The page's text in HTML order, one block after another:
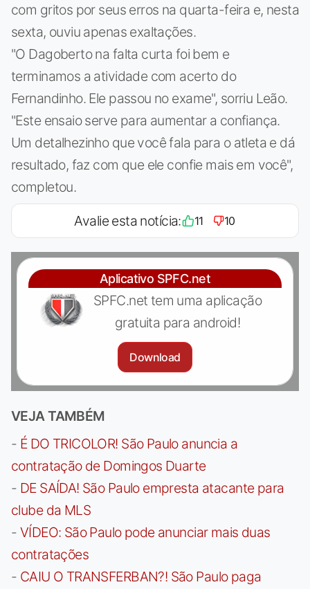
com gritos por seus erros na quarta-feira e, nesta
sexta, ouviu apenas exaltações.
"O Dagoberto na falta curta foi bem e
terminamos a atividade com acerto do
Fernandinho. Ele passou no exame", sorriu Leão.
"Este ensaio serve para aumentar a confiança.
Um detalhezinho que você fala para o atleta e dá
resultado, faz com que ele confie mais em você",
completou.
Avalie esta notícia: 11 10
Aplicativo SPFC.net
SPFC.net tem uma aplicação
gratuita para android!
Download
VEJA TAMBÉM
- É DO TRICOLOR! São Paulo anuncia a
contratação de Domingos Duarte
- DE SAÍDA! São Paulo empresta atacante para
clube da MLS
- VÍDEO: São Paulo pode anunciar mais duas
contratações
- CAIU O TRANSFERBAN?! São Paulo paga